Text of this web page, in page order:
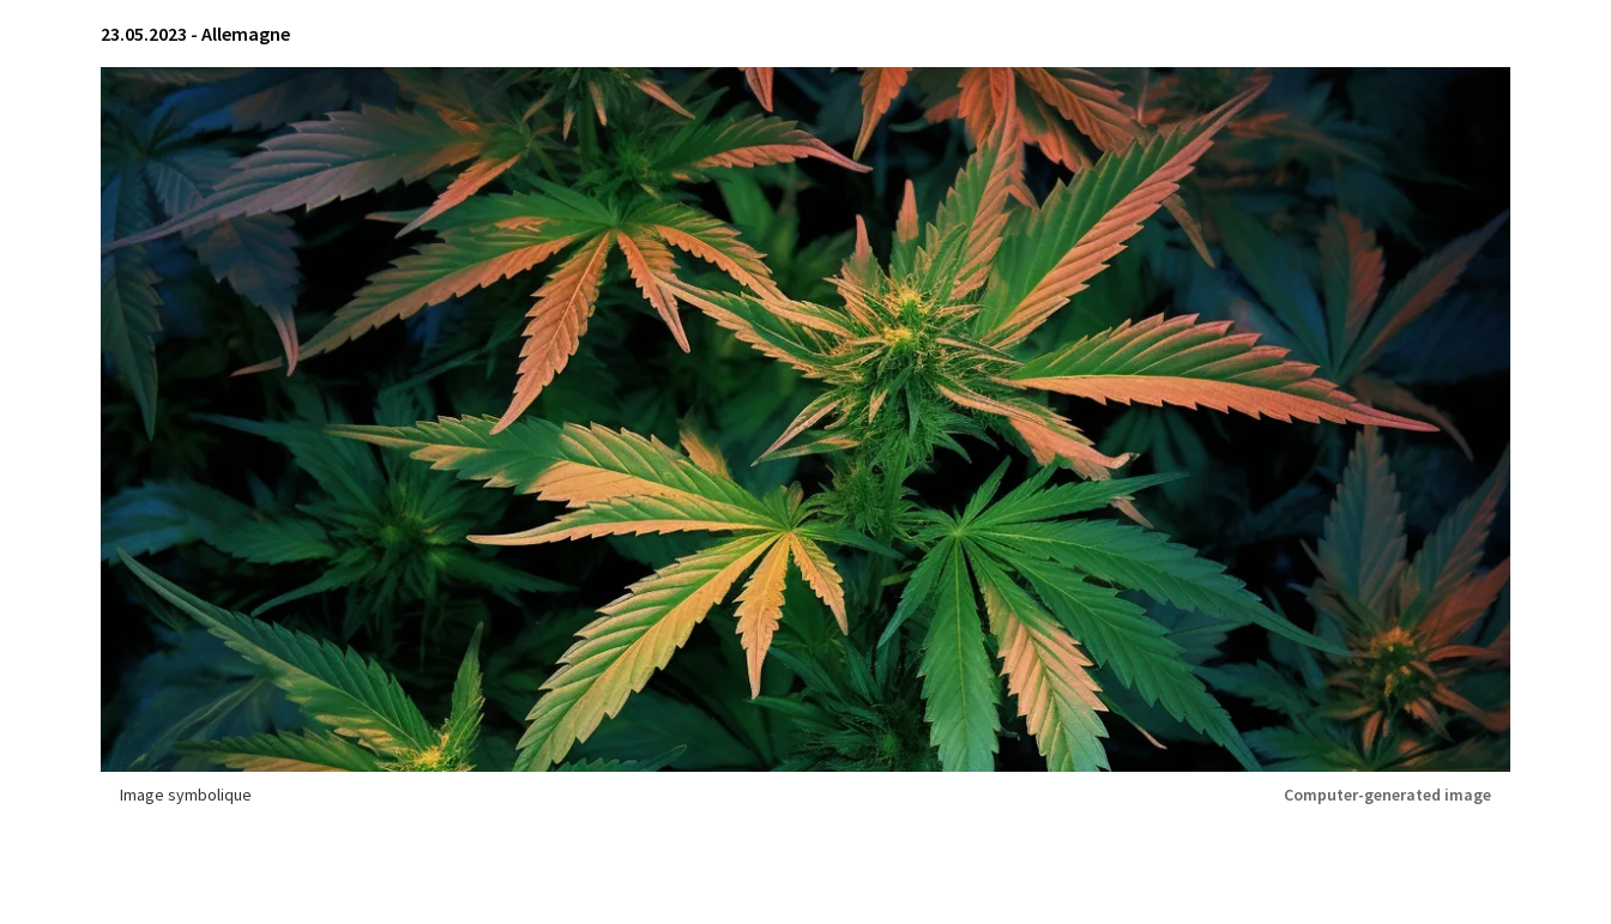
23.05.2023 - Allemagne
Image symbolique Computer-generated image